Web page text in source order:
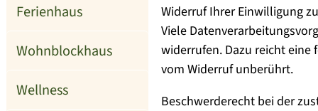
Ferienhaus
Wohnblockhaus
Wellness
Widerruf Ihrer Einwilligung
Viele
widerrufen. Dazu reicht
vom Widerruf unberührt.
Beschwerderecht bei der